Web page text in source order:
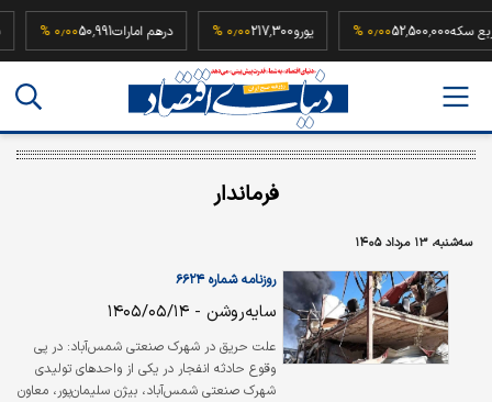
ربع سکه52,500,000 یورو217,300 درهم امارات50,991
فرماندار
سه‌شنبه، ۱۳ مرداد ۱۴۰۵
روزنامه شماره ۶۶۲۴
سایه‌روشن - ۱۴۰۵/۰۵/۱۴
علت حریق در شهرک صنعتی شمس‌آباد: در پی
وقوع حادثه انفجار در یکی از واحدهای تولیدی
شهرک صنعتی شمس‌آباد، بیژن سلیمان‌پور، معاون